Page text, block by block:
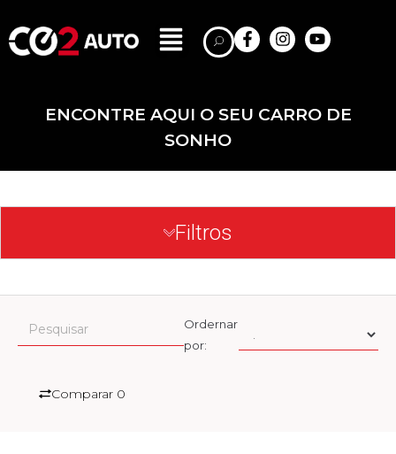
ENCONTRE AQUI O SEU CARRO DE
SONHO
Filtros
Comparar 0
Ordernar
por: